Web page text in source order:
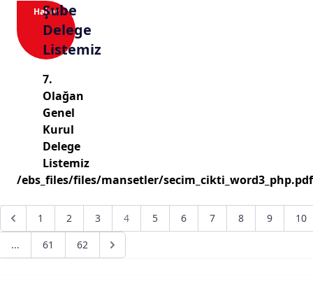
Haber
Şube
Delege
Listemiz
7.
Olağan
Genel
Kurul
Delege
Listemiz
/ebs_files/files/mansetler/secim_cikti_word3_php.pdf
1 2 3 4 5 6 7 8 9
10
...
61 62